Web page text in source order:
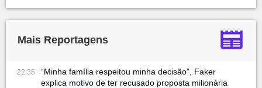
Mais Reportagens
22:35
“Minha família respeitou minha decisão”, Faker
explica motivo de ter recusado proposta milionária